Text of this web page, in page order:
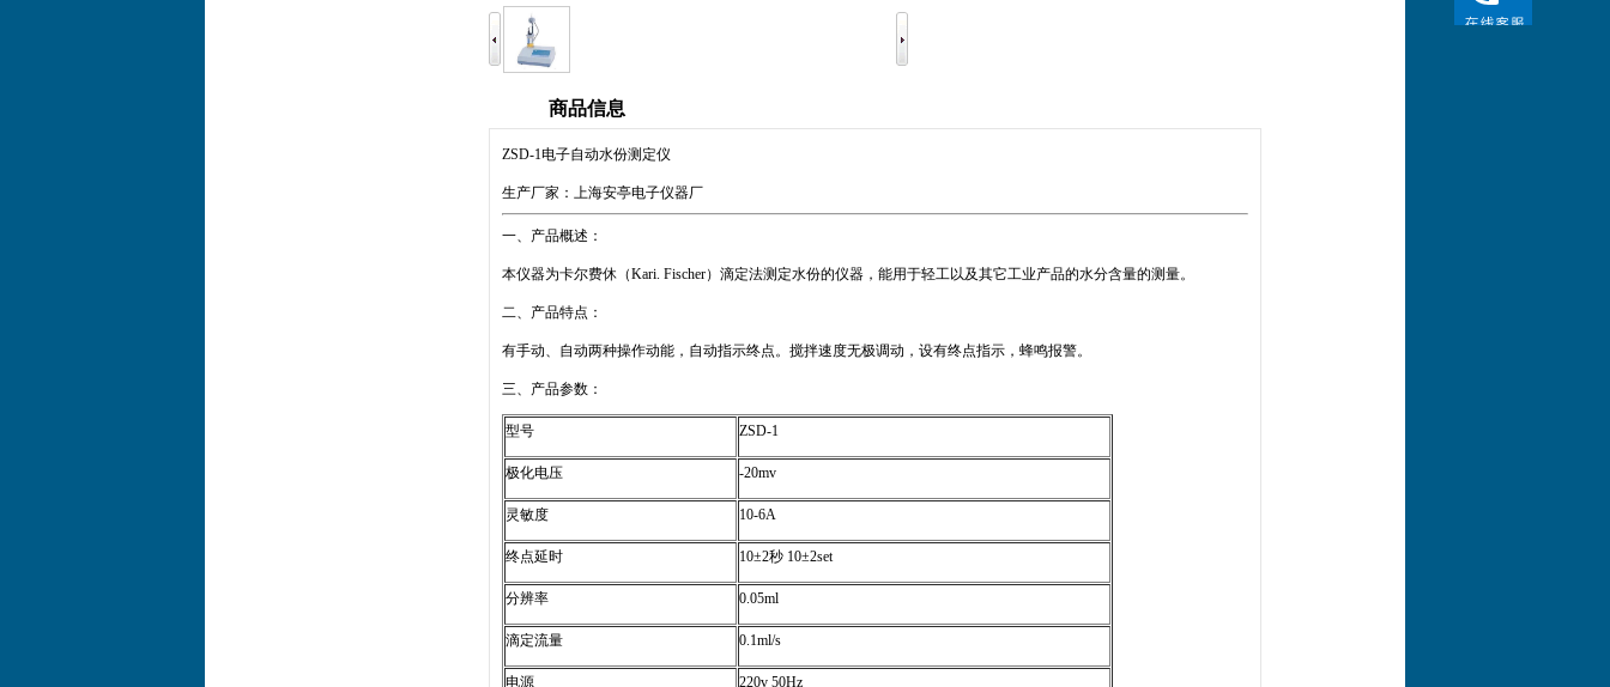
商品信息
ZSD-1电子自动水份测定仪
生产厂家：上海安亭电子仪器厂
一、产品概述：
本仪器为卡尔费休（Kari. Fischer）滴定法测定水份的仪器，能用于轻工以及其它工业产品的水分含量的测量。
二、产品特点：
有手动、自动两种操作动能，自动指示终点。搅拌速度无极调动，设有终点指示，蜂鸣报警。
三、产品参数：
型号 ZSD-1
极化电压 -20mv
灵敏度 10-6A
终点延时 10±2秒 10±2set
分辨率 0.05ml
滴定流量 0.1ml/s
电源 220v 50Hz